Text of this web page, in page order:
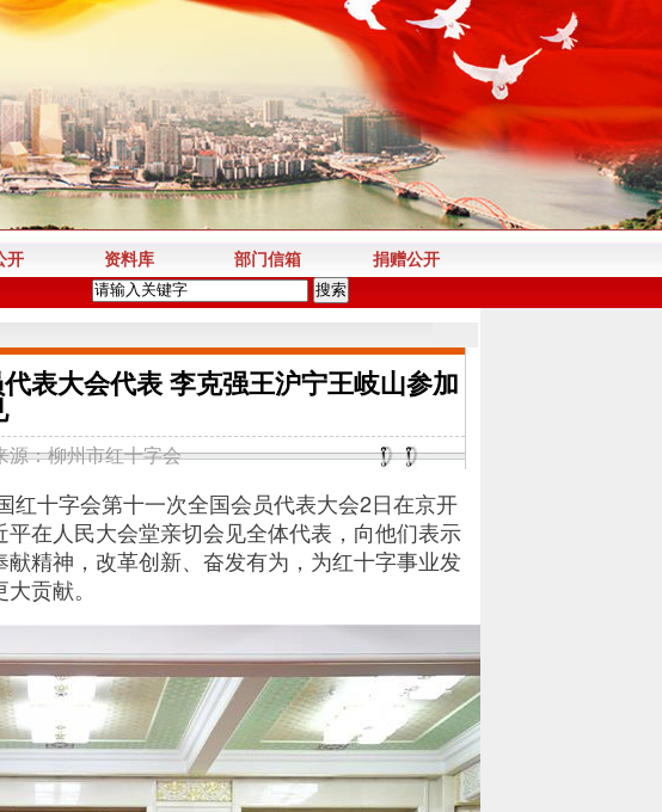
开 资料库 部门信箱 捐赠公开
表大会代表 李克强王沪宁王岐山参加
源：柳州市红十字会
十字会第十一次全国会员代表大会2日在京开
在人民大会堂亲切会见全体代表，向他们表示
精神，改革创新、奋发有为，为红十字事业发
贡献。